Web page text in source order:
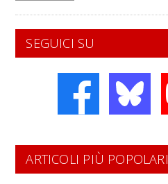
SEGUICI SU
ARTICOLI PIÙ POPOLARI